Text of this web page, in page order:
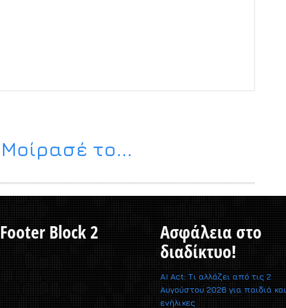
Μοίρασέ το...
Footer Block 2
Ασφάλεια στο
διαδίκτυο!
AI Act: Τι αλλάζει από τις 2
Αυγούστου 2026 για παιδιά και
ενήλικες